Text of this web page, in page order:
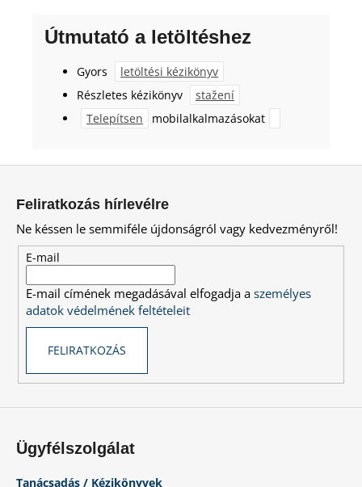
Útmutató a letöltéshez
Gyors
letöltési kézikönyv
Részletes kézikönyv
stažení
Telepítsen
mobilalkalmazásokat
Feliratkozás hírlevélre
Ne késsen le semmiféle újdonságról vagy kedvezményről!
E-mail
E-mail címének megadásával elfogadja aszemélyes
adatok védelmének feltételeit
FELIRATKOZÁS
Ügyfélszolgálat
Tanácsadás / Kézikönyvek